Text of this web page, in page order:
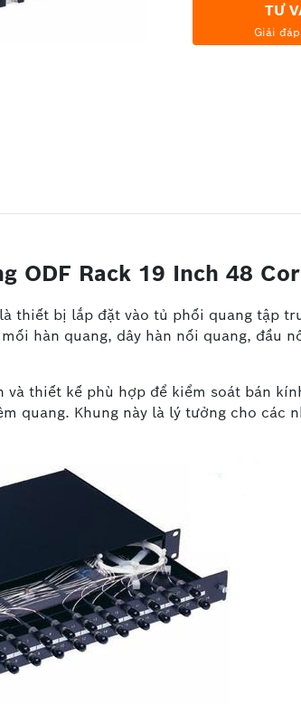
TƯ
Giải
ODF Rack 19 Inch 48
là thiết bị lắp đặt vào tủ phối quang tập
hàn quang, dây hàn nối quang, đầu
thiết kế phù hợp để kiểm soát bán
quang. Khung này là lý tưởng cho các